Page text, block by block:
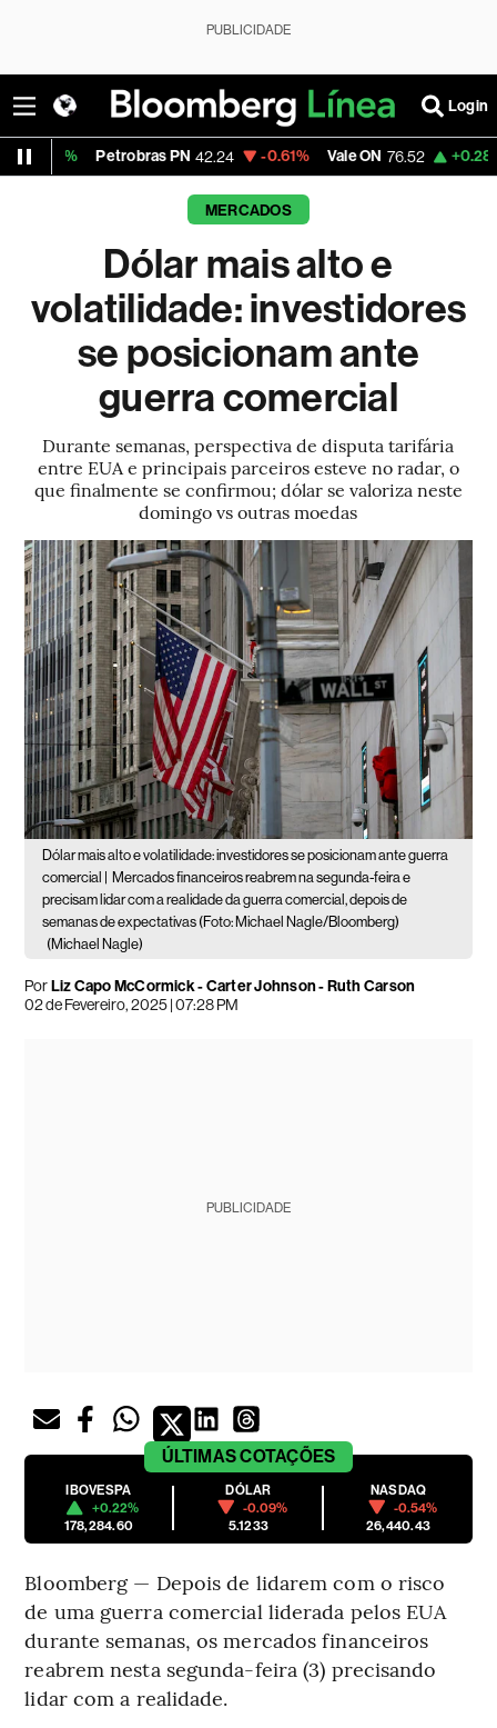
PUBLICIDADE
Login
Petrobras PN 42.24 -0.61% Vale ON 76.52 +0.28% Itaú PN
MERCADOS
Dólar mais alto e
volatilidade: investidores
se posicionam ante
guerra comercial
Durante semanas, perspectiva de disputa tarifária
entre EUA e principais parceiros esteve no radar, o
que finalmente se confirmou; dólar se valoriza neste
domingo vs outras moedas
Dólar mais alto e volatilidade: investidores se posicionam ante guerra
comercial |
Mercados financeiros reabrem na segunda-feira e
precisam lidar com a realidade da guerra comercial, depois de
semanas de expectativas (Foto: Michael Nagle/Bloomberg)
(Michael Nagle)
PorLiz Capo McCormick - Carter Johnson - Ruth Carson
02 de Fevereiro, 2025 | 07:28 PM
PUBLICIDADE
ÚLTIMASCOTAÇÕES
IBOVESPA
+0.22%
178,284.60
DÓLAR
-0.09%
5.1233
NASDAQ
-0.54%
26,440.43
Bloomberg — Depois de lidarem com o risco
de uma guerra comercial liderada pelos EUA
durante semanas, os mercados financeiros
reabrem nesta segunda-feira (3) precisando
lidar com a realidade.